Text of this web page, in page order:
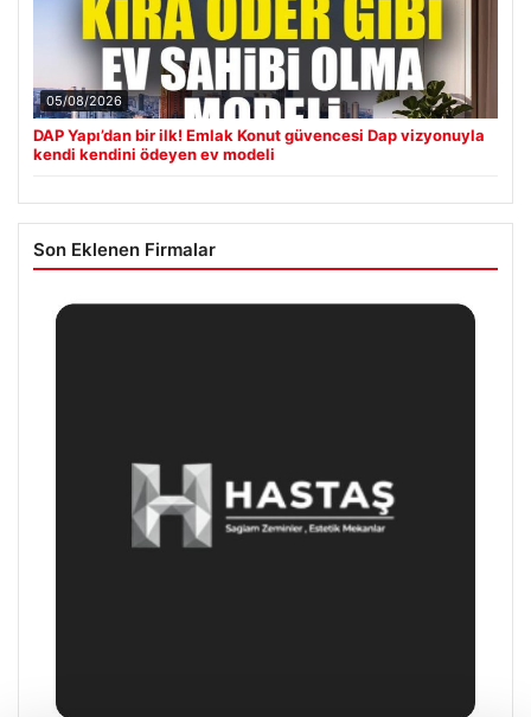
05/08/2026
DAP Yapı’dan bir ilk! Emlak Konut güvencesi Dap vizyonuyla
kendi kendini ödeyen ev modeli
Son Eklenen Firmalar